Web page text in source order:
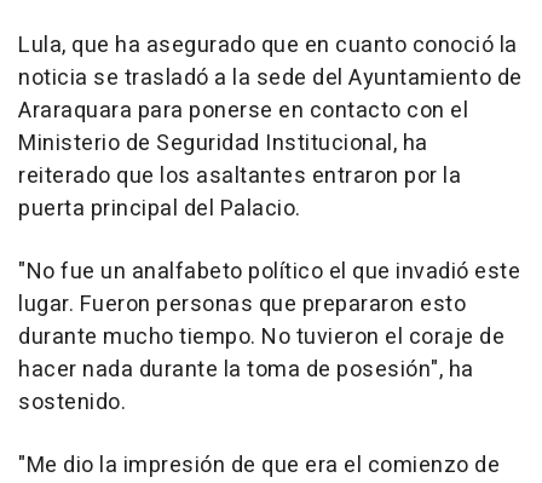
Lula, que ha asegurado que en cuanto conoció la
noticia se trasladó a la sede del Ayuntamiento de
Araraquara para ponerse en contacto con el
Ministerio de Seguridad Institucional, ha
reiterado que los asaltantes entraron por la
puerta principal del Palacio.
"No fue un analfabeto político el que invadió este
lugar. Fueron personas que prepararon esto
durante mucho tiempo. No tuvieron el coraje de
hacer nada durante la toma de posesión", ha
sostenido.
"Me dio la impresión de que era el comienzo de